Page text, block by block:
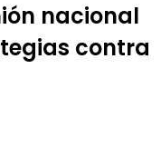
nacional
contra